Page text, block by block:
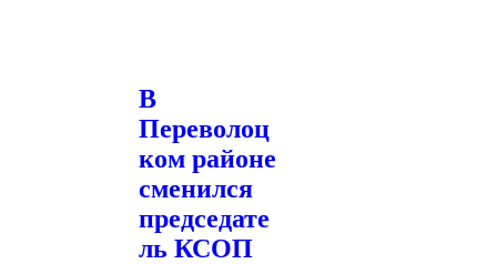
В
Переволоц
ком районе
сменился
председате
ль КСОП